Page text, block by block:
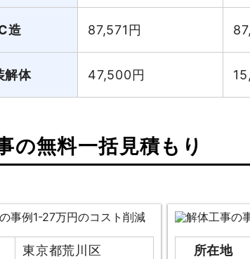
造 87,571 円
解体 47,500円
の無料一括見積もり
東京都荒川区
所在地